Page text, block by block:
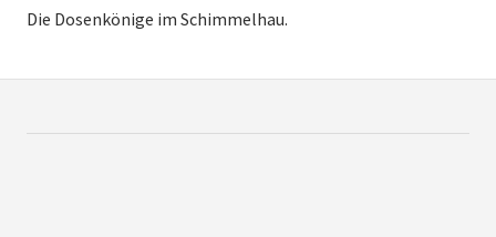
Die Dosenkönige im Schimmelhau.